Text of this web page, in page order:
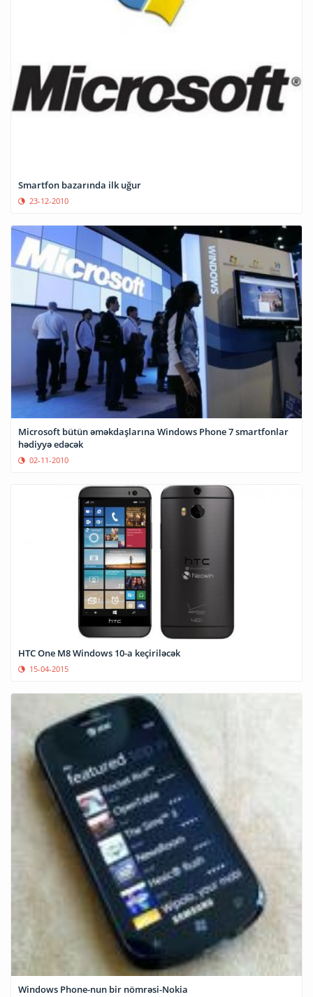
Smartfon bazarında ilk uğur
23-12-2010
Microsoft bütün əməkdaşlarına Windows Phone 7 smartfonlar
hədiyyə edəcək
02-11-2010
HTC One M8 Windows 10-a keçiriləcək
15-04-2015
Windows Phone-nun bir nömrəsi-Nokia